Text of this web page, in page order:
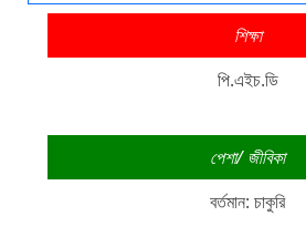
শিক্ষা
পি.এইচ.ডি
পেশা/ জীবিকা
বর্তমান: চাকুরি